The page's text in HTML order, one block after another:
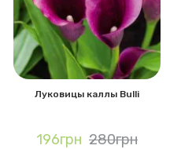
Луковицы каллы Bulli
196грн 280грн